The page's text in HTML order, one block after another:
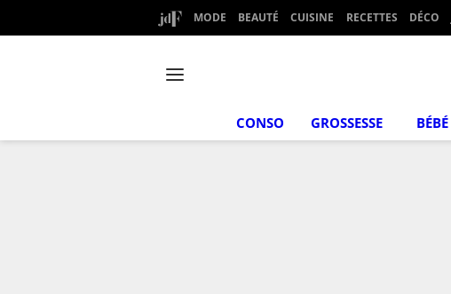
MODE BEAUTÉ CUISINE RECETTES DÉCO
CONSO GROSSESSE BÉBÉ